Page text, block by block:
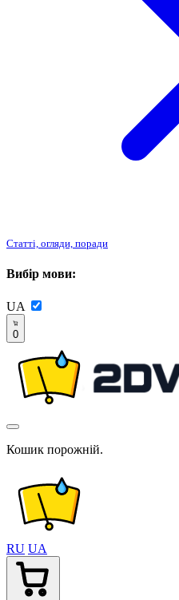
Статті, огляди, поради
Вибір мови:
UA
0
Кошик порожній.
RU UA